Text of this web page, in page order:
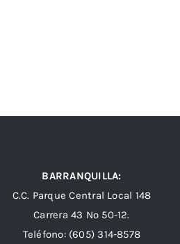
BARRANQUILLA:
C.C. Parque Central Local 148
Carrera 43 Nº 50-12.
Teléfono: (605) 314-8578